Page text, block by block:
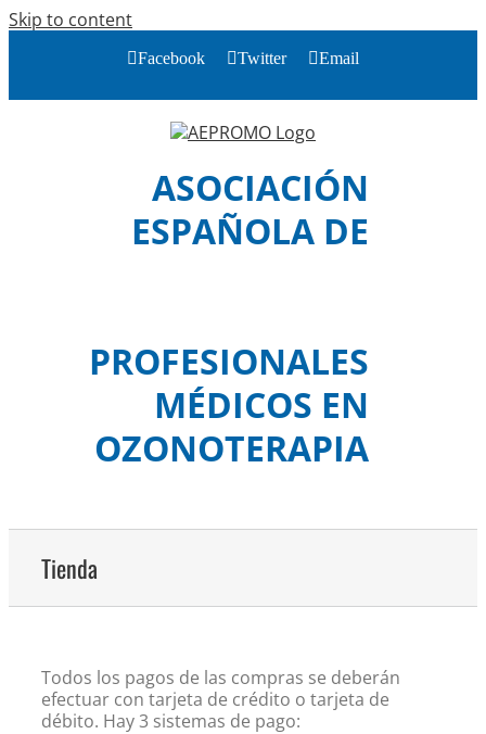
Skip to content
Facebook Twitter Email
ASOCIACIÓN
ESPAÑOLA DE
PROFESIONALES
MÉDICOS EN
OZONOTERAPIA
Tienda
Todos los pagos de las compras se deberán
efectuar con tarjeta de crédito o tarjeta de
débito. Hay 3 sistemas de pago: